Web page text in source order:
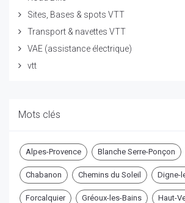
Sites, Bases & spots VTT
Transport & navettes VTT
VAE (assistance électrique)
vtt
Mots clés
Alpes-Provence Blanche Serre-Ponçon
Chabanon Chemins du Soleil Digne-
Forcalquier Gréoux-les-Bains Haut-